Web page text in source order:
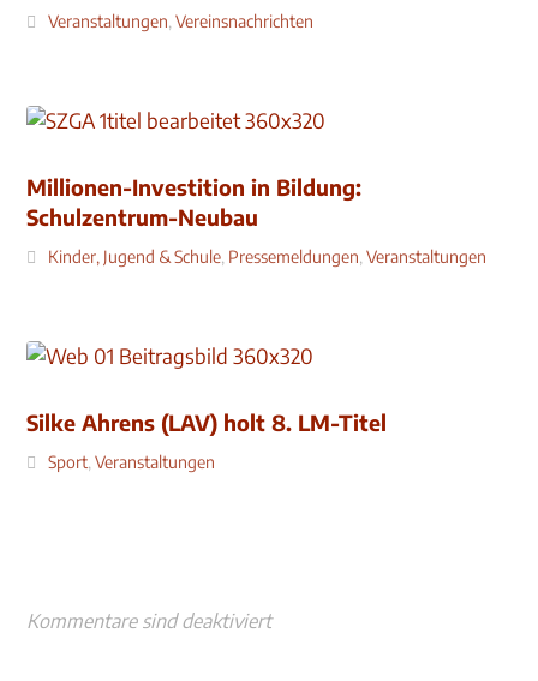
Veranstaltungen,Vereinsnachrichten
Millionen-Investition in Bildung:
Schulzentrum-Neubau
Kinder, Jugend & Schule, Pressemeldungen,Veranstaltungen
Silke Ahrens (LAV) holt 8. LM-Titel
Sport,Veranstaltungen
Kommentare sind deaktiviert